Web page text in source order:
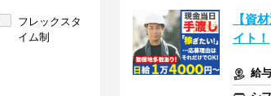
フレックスタ
イム制
【資
イト！
給与